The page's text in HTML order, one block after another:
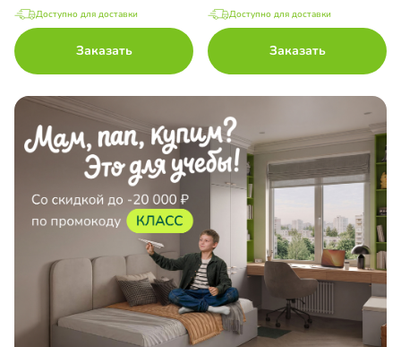
Доступно для доставки
Заказать
Доступно для доставки
Заказать